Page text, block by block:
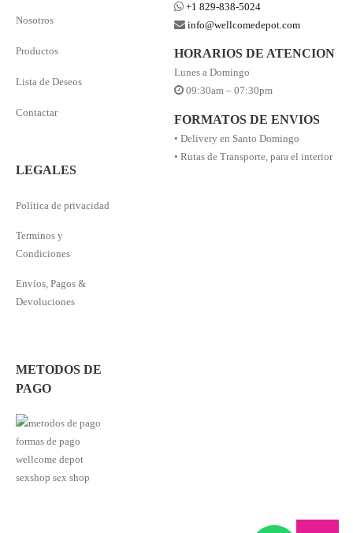
Nosotros
Productos
Lista de Deseos
Contactar
LEGALES
Política de privacidad
Terminos y
Condiciones
Envíos, Pagos &
Devoluciones
+1 829-838-5024
info@wellcomedepot.com
HORARIOS DE ATENCION
Lunes a Domingo
09:30am – 07:30pm
FORMATOS DE ENVIOS
• Delivery en Santo Domingo
• Rutas de Transporte, para el interior
METODOS DE
PAGO